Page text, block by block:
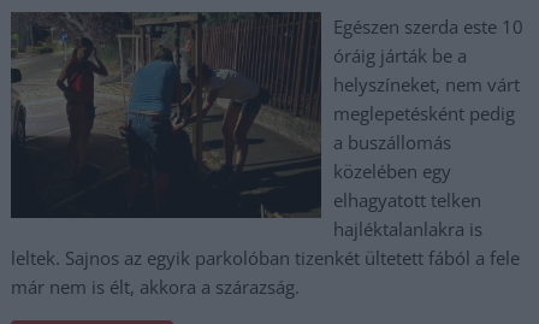
Egészen szerda este 10
óráig járták be a
helyszíneket, nem várt
meglepetésként pedig
a buszállomás
közelében egy
elhagyatott telken
hajléktalanlakra is
leltek. Sajnos az egyik parkolóban tizenkét ültetett fából a fele
már nem is élt, akkora a szárazság.